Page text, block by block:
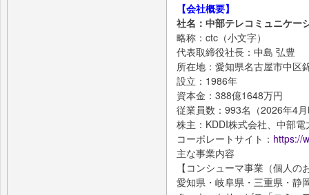
【会社概要】
社名：中部テレコミュニケー
略称：ctc（小文字）
代表取締役社長：中島 弘豊
所在地：愛知県名古屋市中区
設立：1986年
資本金：388億1648万円
従業員数：993名（2026年4
株主：KDDI株式会社、中部電
コーポレートサイト： https://
主な事業内容
【コンシューマ事業（個人の
愛知県・岐阜県・三重県・静